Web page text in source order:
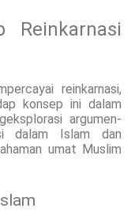
Reinkarnasi
reinkarnasi,
konsep ini dalam
argumen-
dalam Islam dan
umat Muslim